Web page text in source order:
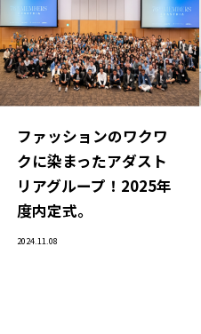
ファッションのワクワ
クに染まったアダスト
リアグループ！2025年
度内定式。
2024.11.08